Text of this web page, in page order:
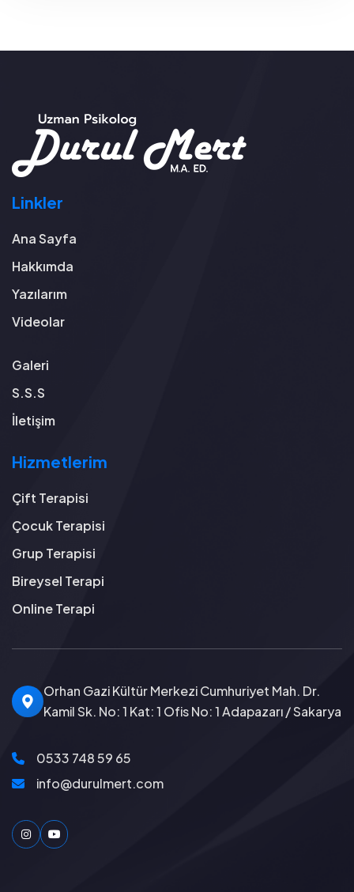
Linkler
Ana Sayfa
Hakkımda
Yazılarım
Videolar
Galeri
S.S.S
İletişim
Hizmetlerim
Çift Terapisi
Çocuk Terapisi
Grup Terapisi
Bireysel Terapi
Online Terapi
Orhan Gazi Kültür Merkezi Cumhuriyet Mah. Dr.
Kamil Sk. No: 1 Kat: 1 Ofis No: 1 Adapazarı / Sakarya
0533 748 59 65
info@durulmert.com